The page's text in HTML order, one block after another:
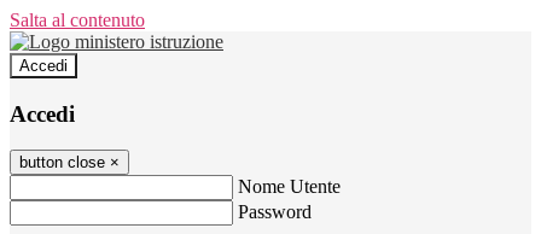
Salta al contenuto
Accedi
Accedi
button close ×
Nome Utente
Password